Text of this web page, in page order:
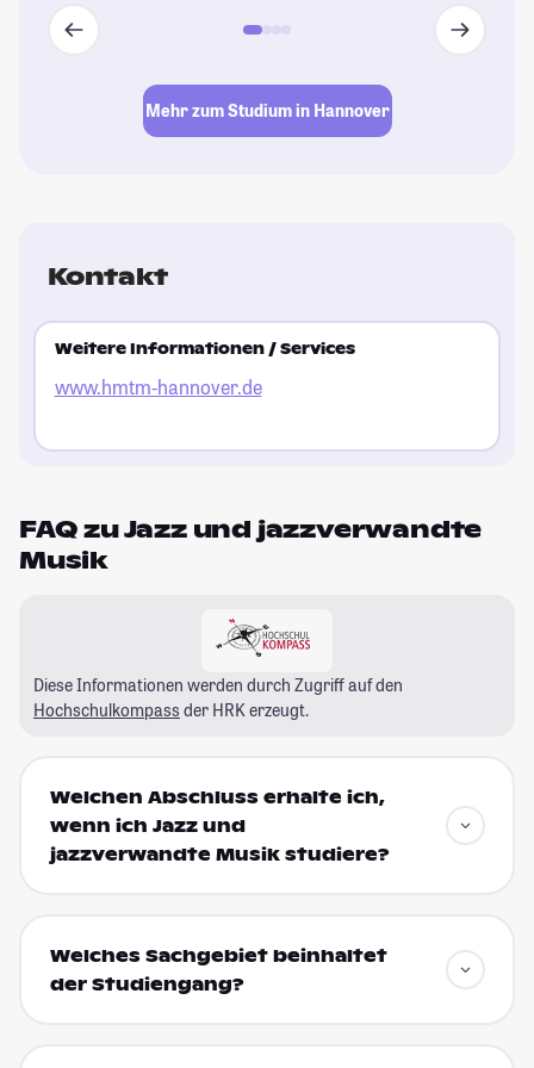
Mehr zum Studium in Hannover
Kontakt
Weitere Informationen / Services
www.hmtm-hannover.de
FAQ zu Jazz und jazzverwandte
Musik
Diese Informationen werden durch Zugriff auf den
Hochschulkompass der HRK erzeugt.
Welchen Abschluss erhalte ich,
wenn ich Jazz und
jazzverwandte Musik studiere?
Welches Sachgebiet beinhaltet
der Studiengang?